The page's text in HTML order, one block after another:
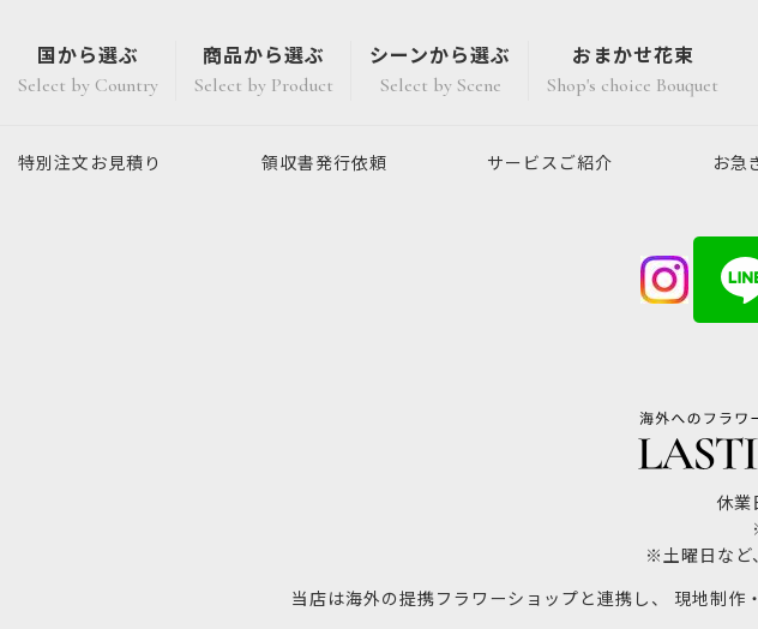
国から選ぶ
Select by Country
商品から選ぶ
Select by Product
シーンから選ぶ
Select by Scene
おまかせ花束
Shop's choice Bouquet
特別注文 お見積り 領収書発行依頼 サービスご紹介 お急
休業
※土曜日など
当店は海外の提携フラワーショップと連携し、 現地制作